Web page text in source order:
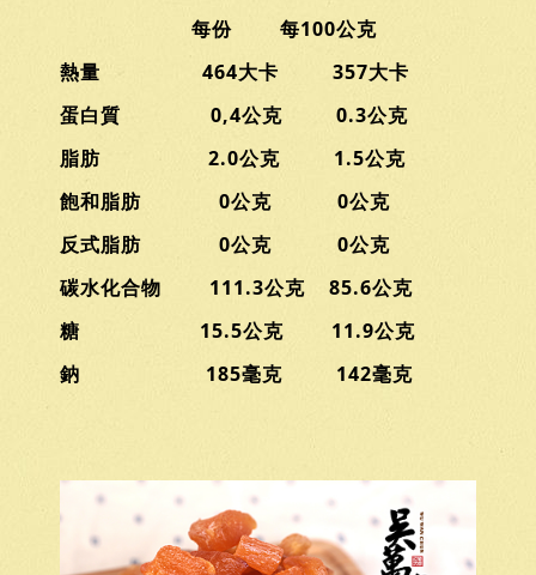
每份 每100公克
熱量 464大卡 357大卡
蛋白質 0,4公克 0.3公克
脂肪 2.0公克 1.5公克
飽和脂肪 0公克 0公克
反式脂肪 0公克 0公克
碳水化合物 111.3公克 85.6公克
糖 15.5公克 11.9公克
鈉 185毫克 142毫克